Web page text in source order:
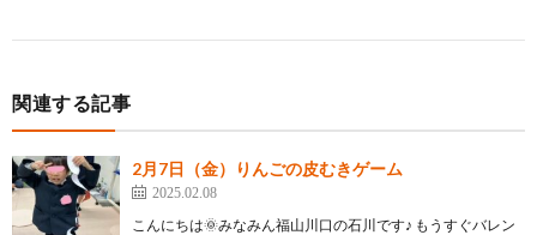
関連する記事
2月7日（金）りんごの皮むきゲーム
2025.02.08
こんにちは🌞みなみん福山川口の石川です♪ もうすぐバレン